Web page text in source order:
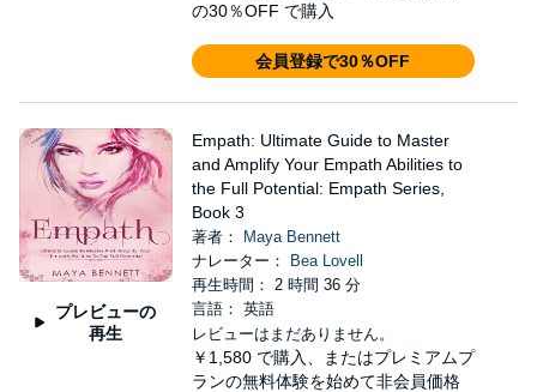
の30％OFF で購入
会員登録で30％OFF
プレビューの
再生
Empath: Ultimate Guide to Master
and Amplify Your Empath Abilities to
the Full Potential: Empath Series,
Book 3
著者：
Maya Bennett
ナレーター：
Bea Lovell
再生時間： 2 時間 36 分
言語： 英語
レビューはまだありません。
￥1,580 で購入、またはプレミアムプ
ランの無料体験を始めて非会員価格